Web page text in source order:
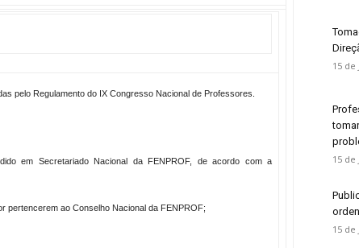
pelo Regulamento do IX Congresso Nacional de Professores.
em Secretariado Nacional da FENPROF, de acordo com a
pertencerem ao Conselho Nacional da FENPROF;
15 de
15 de
15 de